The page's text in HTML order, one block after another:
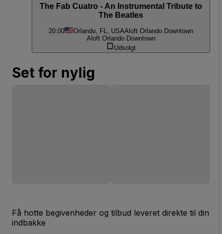
The Fab Cuatro - An Instrumental Tribute to
The Beatles
20:00 Orlando, FL, USAAloft Orlando Downtown
Aloft Orlando Downtown
Udsolgt
Set for nylig
Få hotte begivenheder og tilbud leveret direkte til din
indbakke